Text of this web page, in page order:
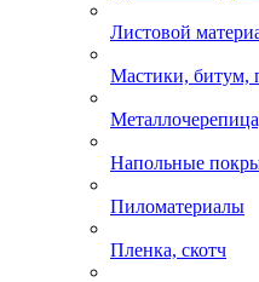
Листовой
Мастики, битум,
Напольные
Пиломатериалы
Пленка, скотч